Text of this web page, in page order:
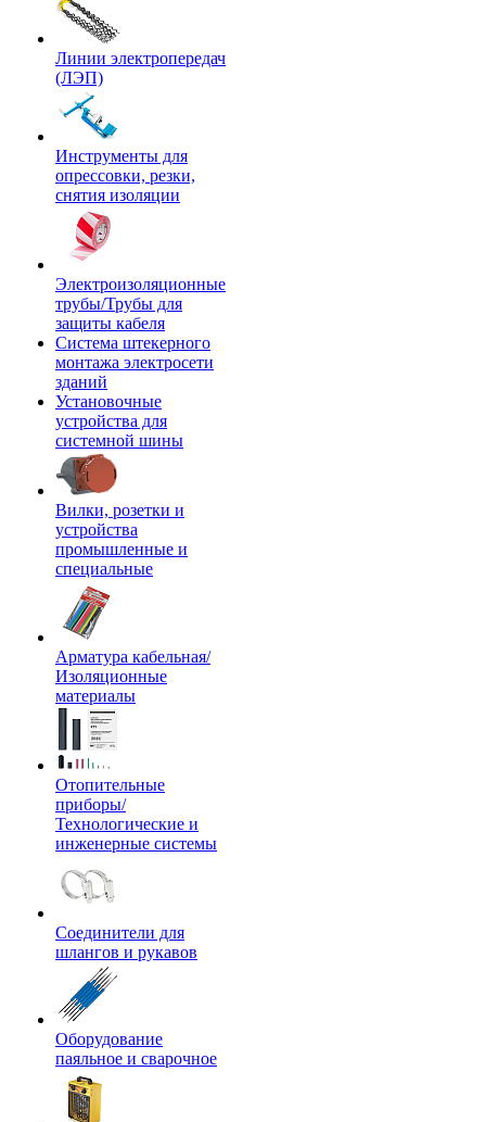
Линии электропередач
(ЛЭП)
Инструменты для
опрессовки, резки,
снятия изоляции
Электроизоляционные
трубы/Трубы для
защиты кабеля
Система штекерного
монтажа электросети
зданий
Установочные
устройства для
системной шины
Вилки, розетки и
устройства
промышленные и
специальные
Арматура кабельная/
Изоляционные
материалы
Отопительные
приборы/
Технологические и
инженерные системы
Соединители для
шлангов и рукавов
Оборудование
паяльное и сварочное